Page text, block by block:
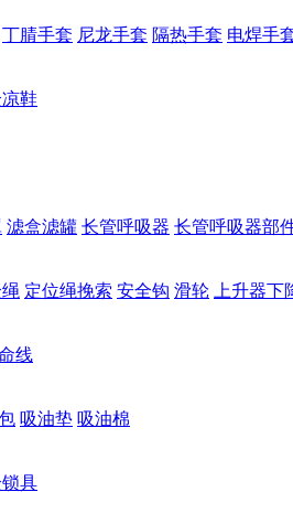
丁腈手套 尼龙手套 隔热手套 电焊手
鞋
滤盒滤罐 长管呼吸器 长管呼吸器部
定位绳挽索 安全钩 滑轮 上升器下
线
吸油垫 吸油棉
具